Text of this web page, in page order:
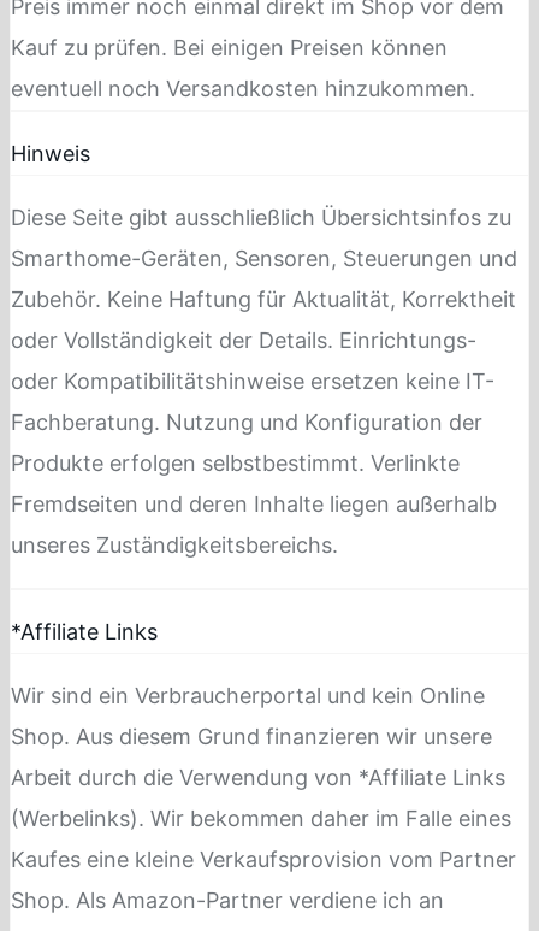
Preis immer noch einmal direkt im Shop vor dem
Kauf zu prüfen. Bei einigen Preisen können
eventuell noch Versandkosten hinzukommen.
Hinweis
Diese Seite gibt ausschließlich Übersichtsinfos zu
Smarthome-Geräten, Sensoren, Steuerungen und
Zubehör. Keine Haftung für Aktualität, Korrektheit
oder Vollständigkeit der Details. Einrichtungs-
oder Kompatibilitätshinweise ersetzen keine IT-
Fachberatung. Nutzung und Konfiguration der
Produkte erfolgen selbstbestimmt. Verlinkte
Fremdseiten und deren Inhalte liegen außerhalb
unseres Zuständigkeitsbereichs.
*Affiliate Links
Wir sind ein Verbraucherportal und kein Online
Shop. Aus diesem Grund finanzieren wir unsere
Arbeit durch die Verwendung von *Affiliate Links
(Werbelinks). Wir bekommen daher im Falle eines
Kaufes eine kleine Verkaufsprovision vom Partner
Shop. Als Amazon-Partner verdiene ich an